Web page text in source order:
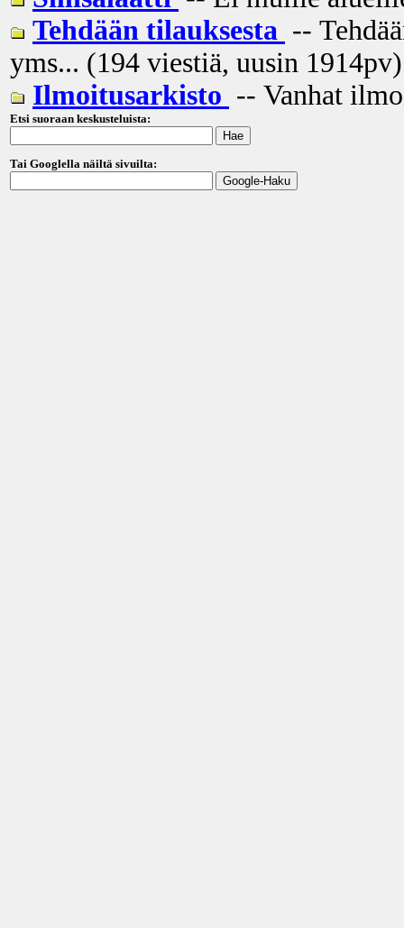
Tehdään tilauksesta --
yms... (194 viestiä, uusin 1914pv)
Ilmoitusarkisto -- Vanhat
Etsi suoraan keskusteluista:
Tai Googlella näiltä sivuilta: